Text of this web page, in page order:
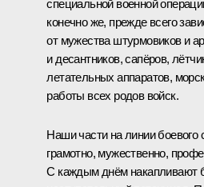
специальной военной
конечно же, прежде всего
от мужества штурмовиков и
и десантников, сапёров,
летательных аппаратов,
работы всех родов войск.
Наши части на линии боевого
грамотно, мужественно,
С каждым днём накапливают